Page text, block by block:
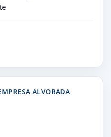
ALVORADA